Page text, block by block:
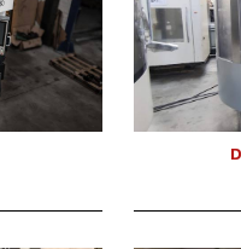
Heidenhain
Suprafața de
prindere/
Deplasarea
Deplasarea pe
Deplasarea
Răcire prin ax